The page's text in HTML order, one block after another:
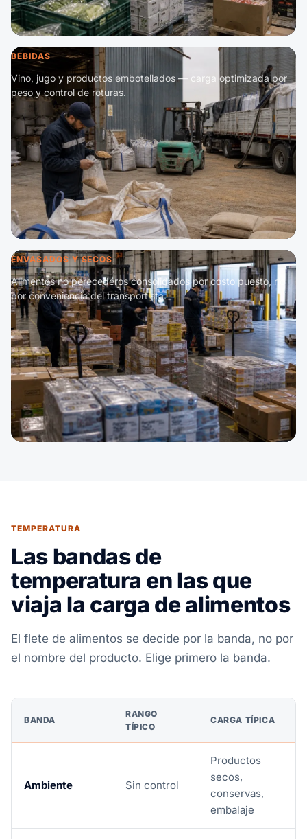
BEBIDAS
Vino, jugo y productos embotellados — carga optimizada por
peso y control de roturas.
ENVASADOS Y SECOS
Alimentos no perecederos consolidados por costo puesto, no
por conveniencia del transportista.
TEMPERATURA
Las bandas de
temperatura en las que
viaja la carga de alimentos
El flete de alimentos se decide por la banda, no por
el nombre del producto. Elige primero la banda.
BANDA
RANGO
TÍPICO
CARGA TÍPICA
Ambiente Sin control
Productos
secos,
conservas,
embalaje